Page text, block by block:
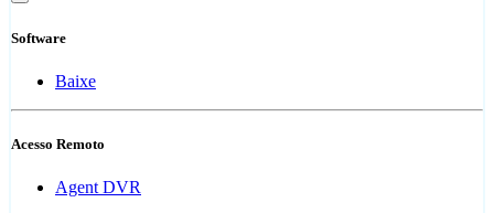
Software
Baixe
Acesso Remoto
Agent DVR